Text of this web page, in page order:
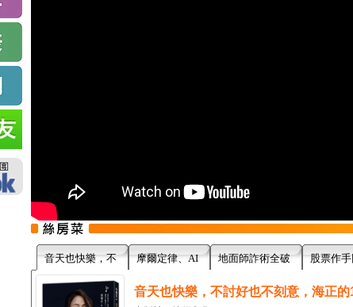
音天也快樂，不 摩爾定律、AI 地面師詐術全破 股票作
音天也快樂，不討好也不刻意，海正的